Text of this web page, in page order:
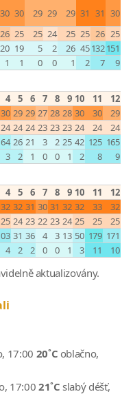
30 30 29 29 29 31 31 30
26 25 25 24 25 25 26 25
20 19 5 2 26 45132151
1 1 0 0 1 2 7
9
4 5 6 7 8 9 10 11
12
30 29 29 27 28 28 30 30
29
24 24 24 23 23 23 24 24
24
64 26 21 3 2 25 42 125 165
3 2 1 0 0 1 2 8
9
4 5 6 7 8 9 10 11
12
32 32 31 30 31 32 32 33
32
25 24 23 22 23 24 25 25
25
31 36 4 3 13 50 179 171
4 2 2 0 0 1 3 11 10
aktualizovány.
17:00 20˚C oblačno,
17:00 21˚C slabý déšť,